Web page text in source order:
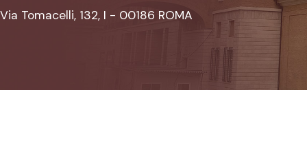
KONTAKT
Via Tomacelli, 132, I - 00186 ROMA